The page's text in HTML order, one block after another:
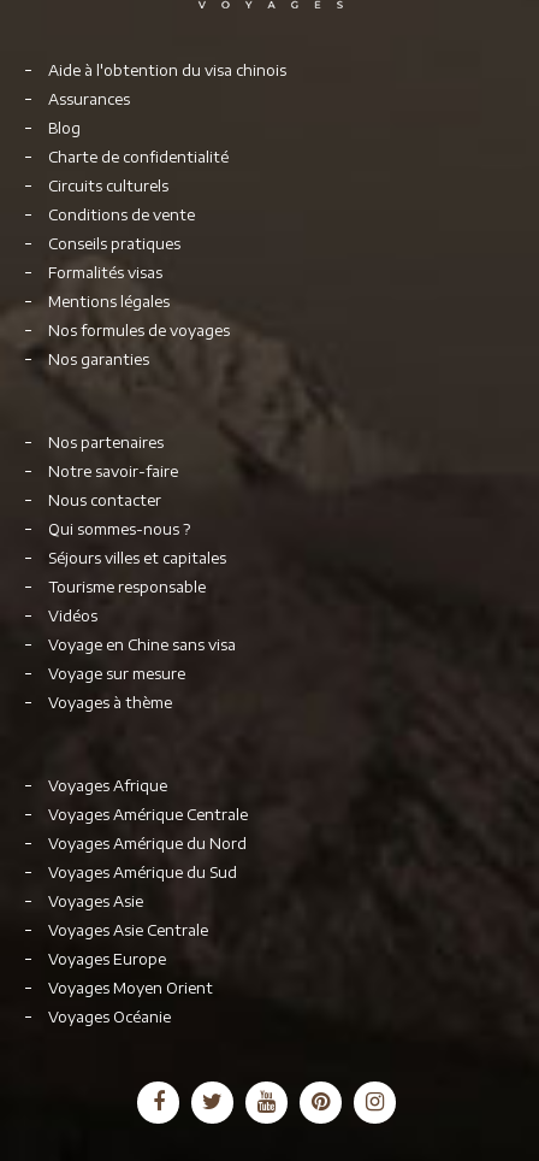
Aide à l'obtention du visa chinois
Assurances
Blog
Charte de confidentialité
Circuits culturels
Conditions de vente
Conseils pratiques
Formalités visas
Mentions légales
Nos formules de voyages
Nos garanties
Nos partenaires
Notre savoir-faire
Nous contacter
Qui sommes-nous ?
Séjours villes et capitales
Tourisme responsable
Vidéos
Voyage en Chine sans visa
Voyage sur mesure
Voyages à thème
Voyages Afrique
Voyages Amérique Centrale
Voyages Amérique du Nord
Voyages Amérique du Sud
Voyages Asie
Voyages Asie Centrale
Voyages Europe
Voyages Moyen Orient
Voyages Océanie